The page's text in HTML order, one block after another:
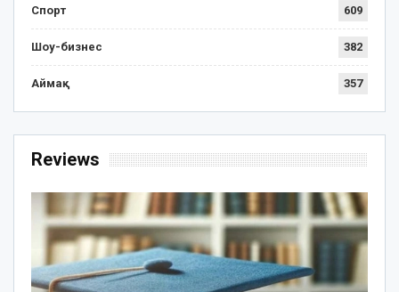
Спорт 609
Шоу-бизнес 382
Аймақ 357
Reviews